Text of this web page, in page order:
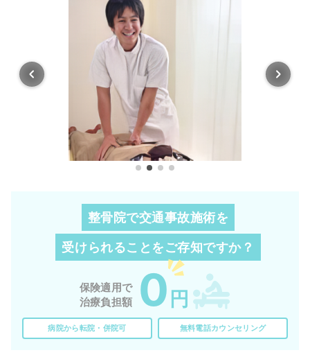
整骨院で交通事故施術を
受けられることをご存知ですか？
保険適用で
治療負担額
0 円
病院から転院・併院可 無料電話カウンセリング